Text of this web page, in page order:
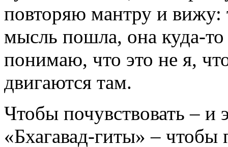
повторяю мантру и
мысль пошла, она куда-
понимаю, что это не я,
двигаются там.
Чтобы почувствовать – и
«Бхагавад-гиты» – чтобы